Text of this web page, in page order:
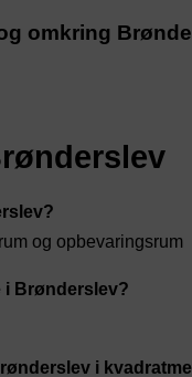
omkring
og opbevaringsrum
i Brønderslev?
i